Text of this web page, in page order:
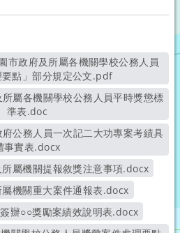
要點」部分規定公文.pdf另開新視窗
準表.doc
事實表.docx
屬機關提報敘獎注意事項.docx
另開新視窗
機關重大案件通報表.docx
另開新視窗
辦○○獎勵案績效說明表.docx
另開新視窗